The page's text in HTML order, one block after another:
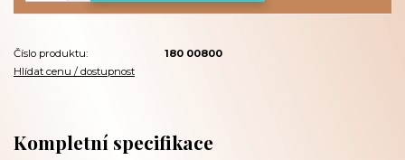
Číslo produktu:
180 00800
Hlídat cenu / dostupnost
Kompletní specifikace